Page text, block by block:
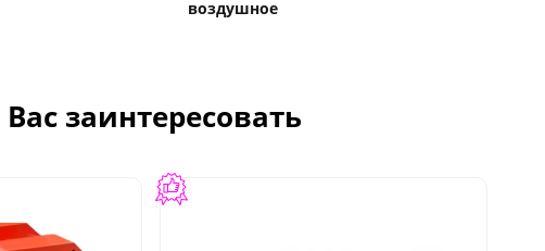
воздушное
заинтересовать